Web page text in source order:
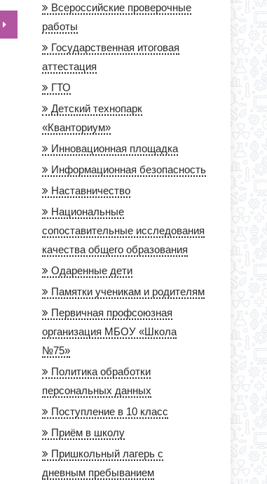
Всероссийские проверочные
работы
Государственная итоговая
аттестация
ГТО
Детский технопарк
«Кванториум»
Инновационная площадка
Информационная безопасность
Наставничество
Национальные
сопоставительные исследования
качества общего образования
Одаренные дети
Памятки ученикам и родителям
Первичная профсоюзная
организация МБОУ «Школа
№75»
Политика обработки
персональных данных
Поступление в 10 класс
Приём в школу
Пришкольный лагерь с
дневным пребыванием